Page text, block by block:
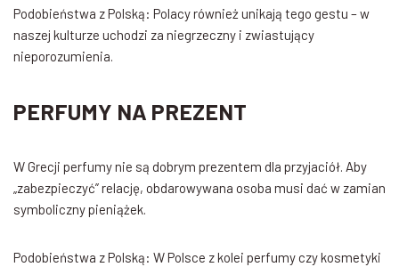
Podobieństwa z Polską: Polacy również unikają tego gestu – w
naszej kulturze uchodzi za niegrzeczny i zwiastujący
nieporozumienia.
PERFUMY NA PREZENT
W Grecji perfumy nie są dobrym prezentem dla przyjaciół. Aby
„zabezpieczyć” relację, obdarowywana osoba musi dać w zamian
symboliczny pieniążek.
Podobieństwa z Polską: W Polsce z kolei perfumy czy kosmetyki